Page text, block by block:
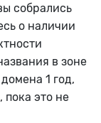
собрались
о наличии
в зоне
1 год,
, пока это не